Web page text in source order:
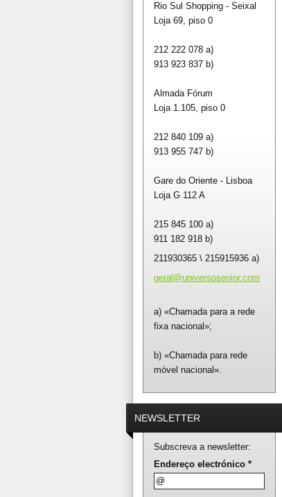
Rio Sul Shopping - Seixal
Loja 69, piso 0
212 222 078 a)
913 923 837 b)
Almada Fórum
Loja 1.105, piso 0
212 840 109 a)
913 955 747 b)
Gare do Oriente - Lisboa
Loja G 112 A
215 845 100 a)
911 182 918 b)
211930365 \ 215915936 a)
geral@universosenior.com
a) «Chamada para a rede
fixa nacional»;
b) «Chamada para rede
móvel nacional».
NEWSLETTER
Subscreva a newsletter:
Endereço electrónico *